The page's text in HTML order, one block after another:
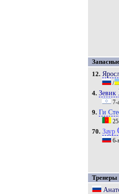
12.
/
4. Зевик
7-
9. Ги
70. Заур
6-
Тренеры